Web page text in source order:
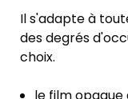
Il s'adapte à
des degrés
choix.
le film